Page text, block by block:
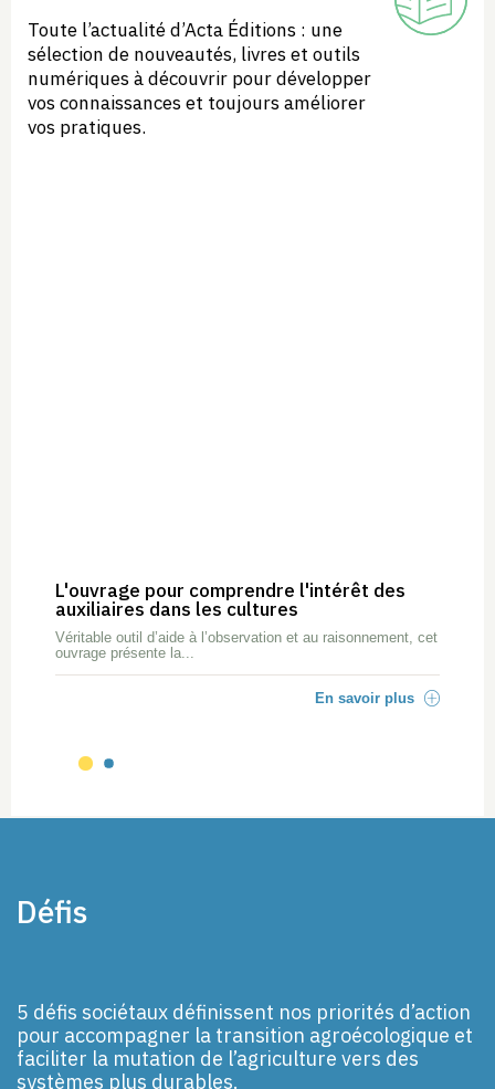
Toute l’actualité d’Acta Éditions : une
sélection de nouveautés, livres et outils
numériques à découvrir pour développer
vos connaissances et toujours améliorer
vos pratiques.
L'ouvrage pour comprendre l'intérêt des
auxiliaires dans les cultures
Véritable outil d’aide à l’observation et au raisonnement, cet
ouvrage présente la...
En savoir plus
Défis
5 défis sociétaux définissent nos priorités d’action
pour accompagner la transition agroécologique et
faciliter la mutation de l’agriculture vers des
systèmes plus durables.